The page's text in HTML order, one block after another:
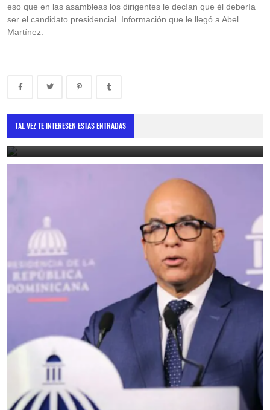
eso que en las asambleas los dirigentes le decían que él debería
ser el candidato presidencial. Información que le llegó a Abel
Martínez.
TAL VEZ TE INTERESEN ESTAS ENTRADAS
Vicepresidenta destaca cooperación con la Unión Europea como
motor de desarrollo sostenible
May 30, 2025